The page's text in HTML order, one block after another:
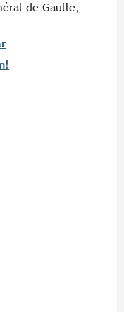
de Gaulle,